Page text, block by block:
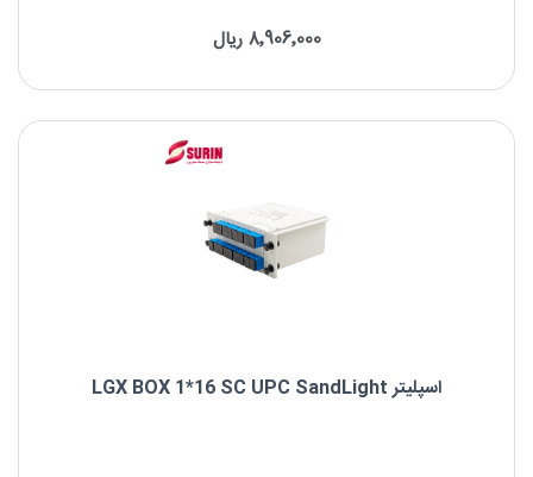
برند : SandLight
8٬906٬000 ریال
اسپلیتر LGX BOX 1*16 SC UPC SandLight